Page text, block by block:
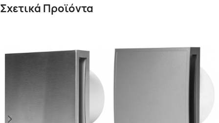
Σχετικά Προϊόντα